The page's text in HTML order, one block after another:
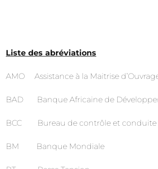
Liste des abréviations
AMO Assistance à la Maitrise
BAD Banque Africaine de
BCC Bureau de contrôle et conduite
BM Banque Mondiale